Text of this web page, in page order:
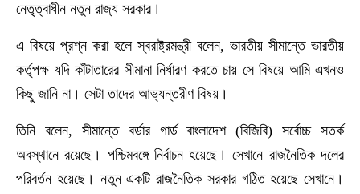
নেতৃত্বাধীন নতুন রাজ্য সরকার।
এ বিষয়ে প্রশ্ন করা হলে স্বরাষ্ট্রমন্ত্রী বলেন, ভারতীয় সীমান্তে ভারতীয়
কর্তৃপক্ষ যদি কাঁটাতারের সীমানা নির্ধারণ করতে চায় সে বিষয়ে আমি এখনও
কিছু জানি না। সেটা তাদের আভ্যন্তরীণ বিষয়।
তিনি বলেন, সীমান্তে বর্ডার গার্ড বাংলাদেশ (বিজিবি) সর্বোচ্চ সতর্ক
অবস্থানে রয়েছে। পশ্চিমবঙ্গে নির্বাচন হয়েছে। সেখানে রাজনৈতিক দলের
পরিবর্তন হয়েছে। নতুন একটি রাজনৈতিক সরকার গঠিত হয়েছে সেখানে।